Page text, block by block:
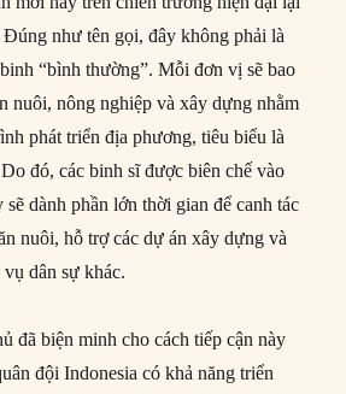
Đúng như tên gọi, đây không phải là
“bình thường”. Mỗi đơn vị sẽ bao
nuôi, nông nghiệp và xây dựng nhằm
phát triển địa phương, tiêu biểu là
đó, các binh sĩ được biên chế vào
dành phần lớn thời gian để canh tác
nuôi, hỗ trợ các dự án xây dựng và
dân sự khác.
đã biện minh cho cách tiếp cận này
đội Indonesia có khả năng triển